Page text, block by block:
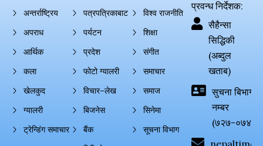
अन्तर्राष्ट्रिय
अपराध
आर्थिक
कला
खेलकुद
ग्यालरी
ट्रेन्डिंग समाचार
पत्रपत्रिकाबाट
पर्यटन
प्रदेश
फोटो ग्यालरी
विचार–लेख
बिजनेस
बैंक
विश्व राजनीति
शिक्षा
संगीत
समाचार
समाज
सिनेमा
सूचना विभाग
प्रवन्ध निर्देशक:
सैहैन्सा
सिद्धिकी
(अब्दुल
खताब)
सुचना बिभाग
नम्बर
(७२७-०७४-